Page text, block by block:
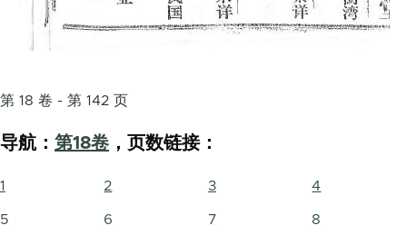
第 18 卷 - 第 142 页
导航： 第18卷 ，页数链接：
1 2 3 4
5 6 7 8